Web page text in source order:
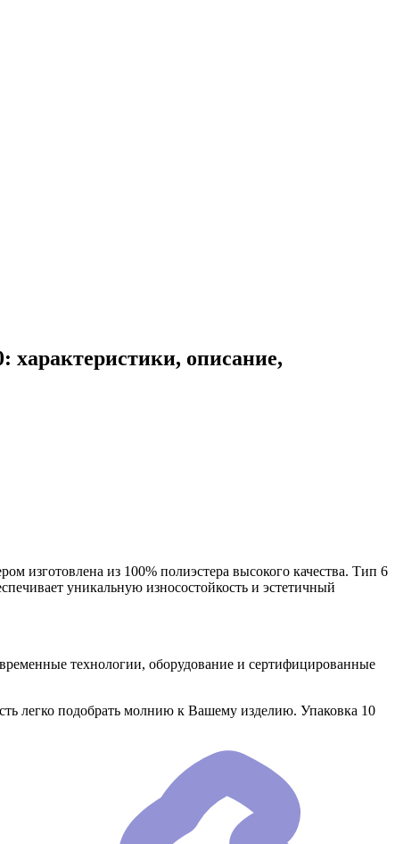
описание,
изготовлена из 100% полиэстера высокого качества. Тип 6
уникальную износостойкость и эстетичный
технологии, оборудование и сертифицированные
легко подобрать молнию к Вашему изделию. Упаковка 10